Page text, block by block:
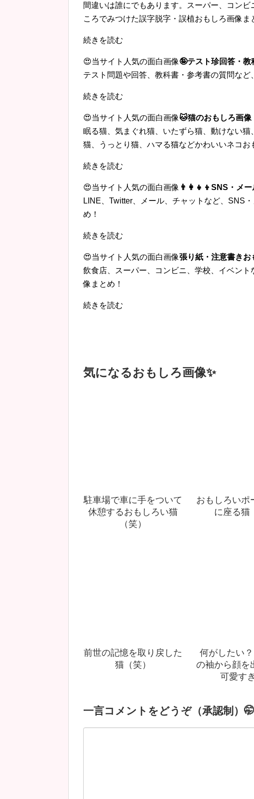
間違いは誰にでもあります。スーパー、コン
ころでみつけた誤字脱字・誤植おもしろ画像ま
続きを読む
😍当サイト人気の面白画像🤪テスト珍回答・
テスト問題や回答、教科書・参考書の質問な
続きを読む
😍当サイト人気の面白画像🐱猫のおもしろ画像
眠る猫、気まぐれ猫、いたずら猫、動けない
猫、うっとり猫、ハマる猫などかわいいネコお
続きを読む
😍当サイト人気の面白画像 👨‍👩‍👧‍👦SNS・メ
LINE、Twitter、メール、チャットなど、SNS
め！
続きを読む
😍当サイト人気の面白画像張り紙・注意書きお
飲食店、スーパー、コンビニ、学校、イベン
像まとめ！
続きを読む
気になるおもしろ画像✨
駐車場で車に手をついて
休憩するおもしろい猫
（笑）
おもしろいポ
に座る猫
前世の記憶を取り戻した
猫（笑）
何がしたい
の袖から顔を
可愛す
一言コメントをどうぞ（承認制）🤭